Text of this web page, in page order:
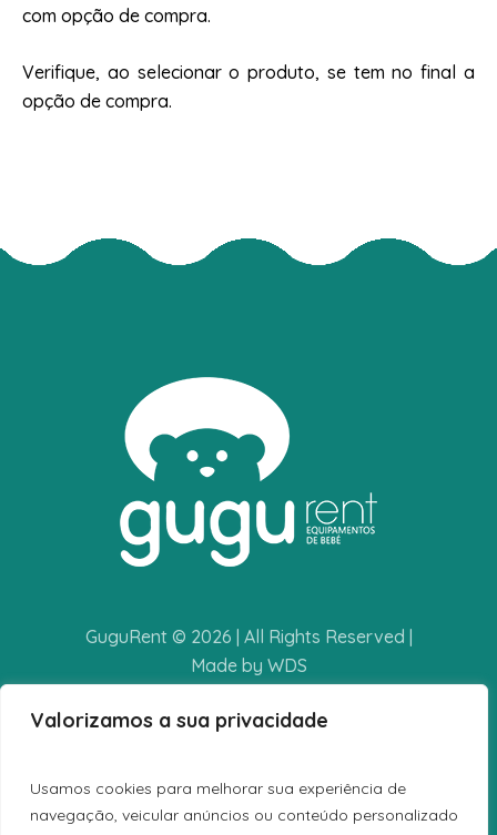
Valorizamos a sua privacidade
Usamos cookies para melhorar sua experiência de
navegação, veicular anúncios ou conteúdo personalizado
com opção de compra.
Verifique, ao selecionar o produto, se tem no final a
opção de compra.
GuguRent © 2026 | All Rights Reserved |
Made by WDS
TERMOS E CONDIÇÕES
LIVRO DE RECLAMAÇÕES